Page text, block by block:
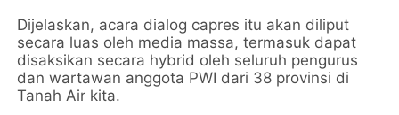
Dijelaskan, acara dialog capres itu akan diliput
secara luas oleh media massa, termasuk dapat
disaksikan secara hybrid oleh seluruh pengurus
dan wartawan anggota PWI dari 38 provinsi di
Tanah Air kita.